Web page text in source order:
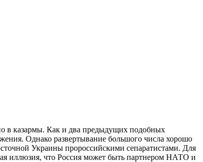
в казармы. Как и два предыдущих подобных
Однако развертывание большого числа хорошо
Украины пророссийскими сепаратистами. Для
иллюзия, что Россия может быть партнером НАТО и